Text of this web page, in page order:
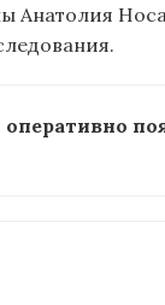
Анатолия
оперативно